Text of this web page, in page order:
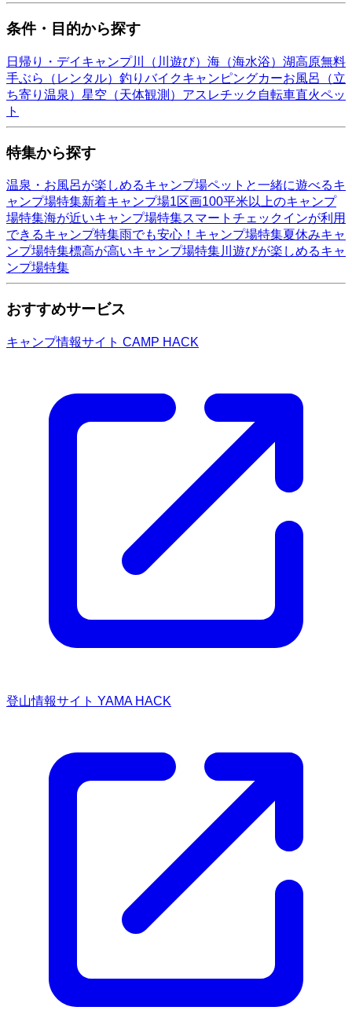
条件・目的から探す
日帰り・デイキャンプ川（川遊び） 海（海水浴） 湖高原無料
手ぶら（レンタル） 釣り バイクキャンピングカーお風呂（立
ち寄り温泉） 星空（天体観測） アスレチック 自転車直火ペッ
ト
特集から探す
温泉・お風呂が楽しめるキャンプ場ペットと一緒に遊べるキ
ャンプ場特集新着キャンプ場1区画100平米以上のキャンプ
場特集海が近いキャンプ場特集スマートチェックインが利用
できるキャンプ特集雨でも安心！キャンプ場特集夏休みキャ
ンプ場特集標高が高いキャンプ場特集川遊びが楽しめるキャ
ンプ場特集
おすすめサービス
キャンプ情報サイト CAMP HACK
登山情報サイト YAMA HACK